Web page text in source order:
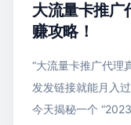
大流量卡推广
赚攻略！
“大流量卡推广代理
发发链接就能月入
今天揭秘一个